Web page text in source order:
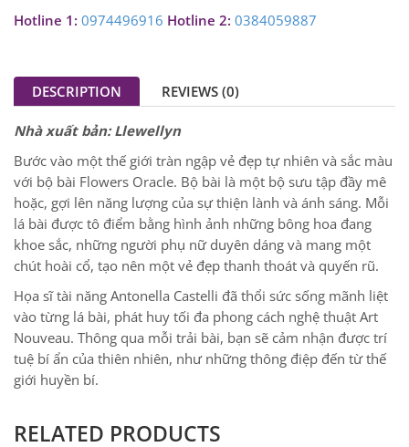
Hotline 1: 0974496916 Hotline 2: 0384059887
DESCRIPTION REVIEWS (0)
Nhà xuất bản: Llewellyn
Bước vào một thế giới tràn ngập vẻ đẹp tự nhiên và sắc màu
với bộ bài Flowers Oracle. Bộ bài là một bộ sưu tập đầy mê
hoặc, gợi lên năng lượng của sự thiện lành và ánh sáng. Mỗi
lá bài được tô điểm bằng hình ảnh những bông hoa đang
khoe sắc, những người phụ nữ duyên dáng và mang một
chút hoài cổ, tạo nên một vẻ đẹp thanh thoát và quyến rũ.
Họa sĩ tài năng Antonella Castelli đã thổi sức sống mãnh liệt
vào từng lá bài, phát huy tối đa phong cách nghệ thuật Art
Nouveau. Thông qua mỗi trải bài, bạn sẽ cảm nhận được trí
tuệ bí ẩn của thiên nhiên, như những thông điệp đến từ thế
giới huyền bí.
RELATED PRODUCTS